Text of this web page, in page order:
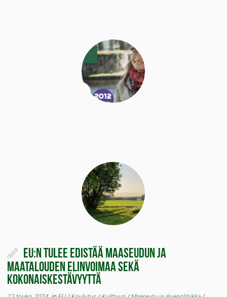
EU:n tulee edistää maaseudun ja
maatalouden elinvoimaa sekä
kokonaiskestävyyttä